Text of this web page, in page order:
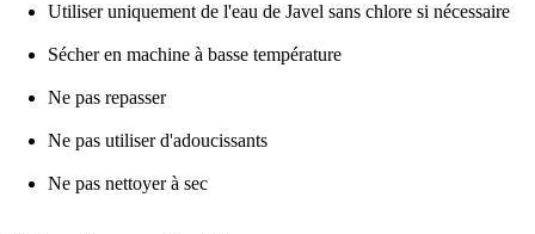
Utiliser uniquement de l'eau de Javel sans chlore si nécessaire
Sécher en machine à basse température
Ne pas repasser
Ne pas utiliser d'adoucissants
Ne pas nettoyer à sec